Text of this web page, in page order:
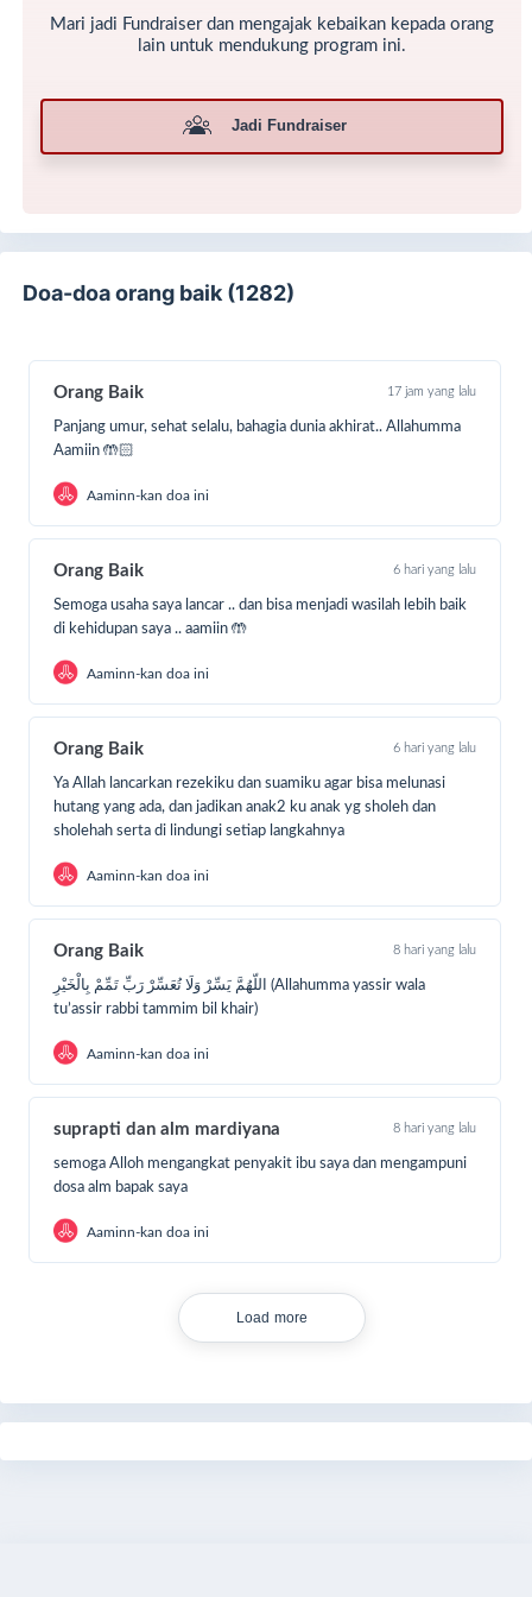
SahabatBaik, salah satu Sedekah Jariyah yang
pahalanya tak terputus adalah mengalirkan air.
masjid dan santri di pondok pesantren. Sungguh
manfaatnya tak pernah berhenti.
Pada program ini kami Yayasan Ruang Baik
Bersama akan fokus pada program pengadaan
sarana air bersih dalam bentuk pembuatan sumur
gali, pipanisasi, pembuatan penampungan, dan
pengeboran sumur.
Dari Jabir, dia berkata; Barangsiapa menggali air,
maka tiada meminum darinya mahluk hidup dari
bangsa jin, manusia, dan burung kecuali Allah akan
(HR Bukhari Muslim).
cara:
Klik DONASI SEKARANG;
Masukkan nominal donasi;
Pilih Metode Pembayaran;
Segera transfer sesuai nominal donasi
Insya Allah menjadi pahala jariyah dan membukakan pintu
rezeki yang lebih besar lagi. Aamiin.
Mari jadi Fundraiser dan mengajak kebaikan kepada orang
lain untuk mendukung program ini.
Jadi Fundraiser
Doa-doa orang baik (1282)
Orang Baik 17 jam yang lalu
Panjang umur, sehat selalu, bahagia dunia akhirat.. Allahumma
Aamiin 🤲🏻
Aaminn-kan doa ini
Orang Baik 6 hari yang lalu
Semoga usaha saya lancar .. dan bisa menjadi wasilah lebih baik
di kehidupan saya .. aamiin 🤲
Aaminn-kan doa ini
Orang Baik 6 hari yang lalu
Ya Allah lancarkan rezekiku dan suamiku agar bisa melunasi
hutang yang ada, dan jadikan anak2 ku anak yg sholeh dan
sholehah serta di lindungi setiap langkahnya
Aaminn-kan doa ini
Orang Baik 8 hari yang lalu
اللّهُمَّ يَسِّرْ وَلَا تُعَسِّرْ رَبِّ تَمِّمْ بِالْخَيْرِ (Allahumma yassir wala
tu’assir rabbi tammim bil khair)
Aaminn-kan doa ini
suprapti dan alm mardiyana 8 hari yang lalu
semoga Alloh mengangkat penyakit ibu saya dan mengampuni
dosa alm bapak saya
Aaminn-kan doa ini
Load more